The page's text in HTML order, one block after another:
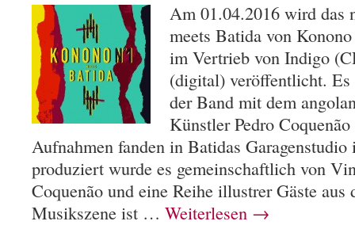
Am 01.04.2016 wird das
meets Batida von
im Vertrieb von Indigo
(digital) veröffentlicht.
der Band mit dem
Künstler Pedro
Aufnahmen fanden in Batidas
produziert wurde es gemeinschaftlich von
Coquenão und eine Reihe illustrer Gäste aus
Musikszene ist … Weiterlesen →